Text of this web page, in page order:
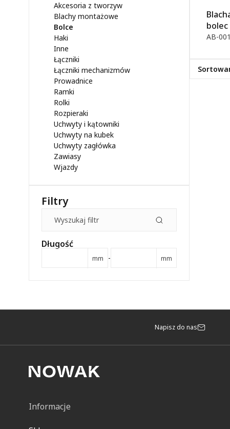
Akcesoria z tworzyw
Blachy montażowe
Bolce
Haki
Inne
Łączniki
Łączniki mechanizmów
Prowadnice
Ramki
Rolki
Rozpieraki
Uchwyty i kątowniki
Uchwyty na kubek
Uchwyty zagłówka
Zawiasy
Wjazdy
Filtry
Długość
mm - mm
AB-
Napisz do nas
Informacje